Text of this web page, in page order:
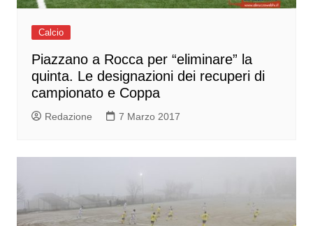
Calcio
Piazzano a Rocca per “eliminare” la
quinta. Le designazioni dei recuperi di
campionato e Coppa
Redazione 7 Marzo 2017